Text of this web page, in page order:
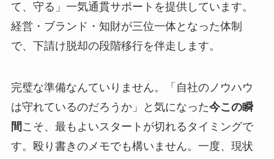
て、守る」一気通貫サポートを提供しています。
経営・ブランド・知財が三位一体となった体制
で、下請け脱却の段階移行を伴走します。
完璧な準備なんていりません。「自社のノウハウ
は守れているのだろうか」と気になった今この瞬
間 こそ、最もよいスタートが切れるタイミングで
す。殴り書きのメモでも構いません。一度、現状